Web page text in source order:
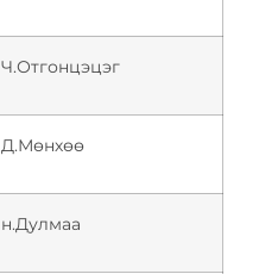
Ч.Отгонцэцэг
Д.Мөнхөө
н.Дулмаа